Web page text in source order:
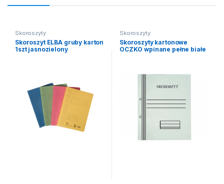
Skoroszyty
Skoroszyt ELBA gruby karton
1szt jasnozielony
Skoroszyty
Skoroszyty kartonowe
OCZKO wpinane pełne białe